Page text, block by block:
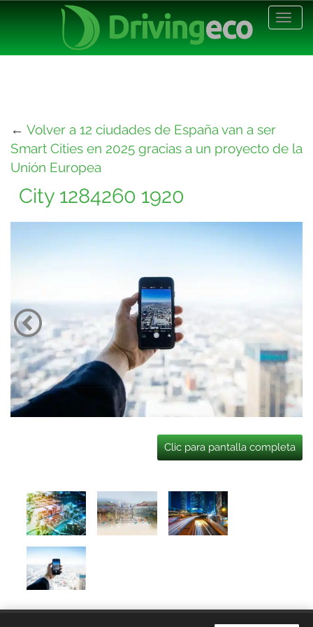
← Volver a 12 ciudades de España van a ser
Smart Cities en 2025 gracias a un proyecto de la
Unión Europea
City 1284260 1920
Clic para pantalla completa